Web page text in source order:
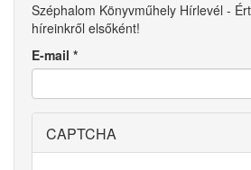
Széphalom Könyvműhely Hírlevél -
híreinkről elsőként!
E-mail *
CAPTCHA